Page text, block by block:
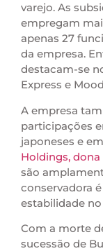
varejo. As
empregam
apenas 27
da empresa.
destacam-se
Express e
A empresa
participações
japoneses e
Holdings,
são
conservadora
estabilidade
Com a morte
sucessão de